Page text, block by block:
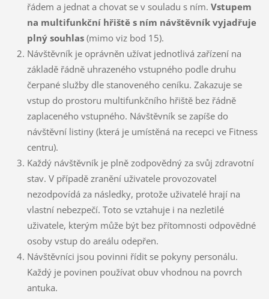
řádem a jednat a chovat se v souladu s ním. Vstupem
na multifunkční hřiště s ním návštěvník vyjadřuje
plný souhlas (mimo viz bod 15).
Návštěvník je oprávněn užívat jednotlivá zařízení na
základě řádně uhrazeného vstupného podle druhu
čerpané služby dle stanoveného ceníku. Zakazuje se
vstup do prostoru multifunkčního hřiště bez řádně
zaplaceného vstupného. Návštěvník se zapíše do
návštěvní listiny (která je umístěná na recepci ve Fitness
centru).
Každý návštěvník je plně zodpovědný za svůj zdravotní
stav. V případě zranění uživatele provozovatel
nezodpovídá za následky, protože uživatelé hrají na
vlastní nebezpečí. Toto se vztahuje i na nezletilé
uživatele, kterým může být bez přítomnosti odpovědné
osoby vstup do areálu odepřen.
Návštěvníci jsou povinni řídit se pokyny personálu.
Každý je povinen používat obuv vhodnou na povrch
antuka.